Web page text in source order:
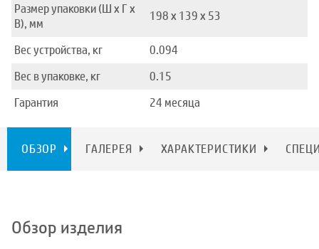
Размер упаковки (Ш x Г x
В), мм
198 x 139 x 53
Вес устройства, кг
0.094
Вес в упаковке, кг
0.15
Гарантия
24 месяца
ОБЗОР ГАЛЕРЕЯ ХАРАКТЕРИСТИКИ
Обзор изделия